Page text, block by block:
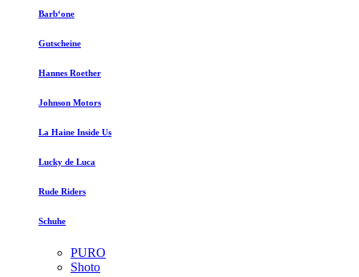
Barb‘one
Gutscheine
Hannes Roether
Johnson Motors
La Haine Inside Us
Lucky de Luca
Rude Riders
Schuhe
PURO
Shoto